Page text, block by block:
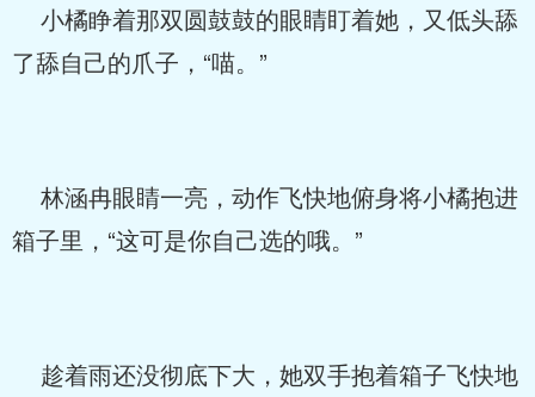
小橘睁着那双圆鼓鼓的眼睛盯着她，又低头舔
了舔自己的爪子，“喵。”
林涵冉眼睛一亮，动作飞快地俯身将小橘抱进
箱子里，“这可是你自己选的哦。”
趁着雨还没彻底下大，她双手抱着箱子飞快地